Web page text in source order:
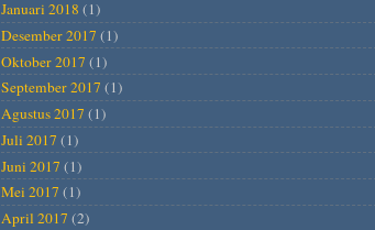
Januari 2018 (1)
Desember 2017 (1)
Oktober 2017 (1)
September 2017 (1)
Agustus 2017 (1)
Juli 2017 (1)
Juni 2017 (1)
Mei 2017 (1)
April 2017 (2)